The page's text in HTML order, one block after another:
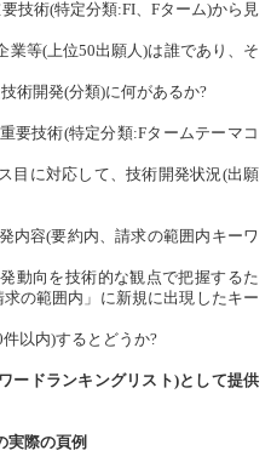
技術(特定分類:FI、Fターム)から見
等(上位50出願人)は誰であり、そ
術開発(分類)に何があるか?
要技術(特定分類:Fタームテーマコ
目に対応して、技術開発状況(出願
容(要約内、請求の範囲内キーワ
動向を技術的な観点で把握するた
の範囲内」に新規に出現したキー
以内)するとどうか?
ードランキングリスト)として提供
実際の頁例